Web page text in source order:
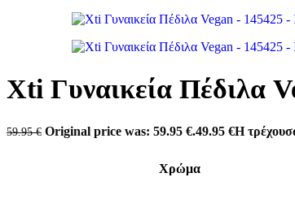
Carmela
Dominique Shoes
Eris Shoes
Freemood
Mago Shoes
Xti Γυναικεία Πέδιλα
59.95€ Original price was: 59.95 €.49.95 €Η
Χρώμα